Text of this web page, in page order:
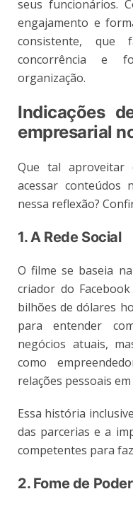
seus funcionários.
engajamento e
consistente,
concorrência e
organização.
Indicações
empresarial
Que tal aproveitar
acessar
nessa reflexão?
1. A Rede Social
O filme se baseia
criador do
bilhões de dólares
para entender
negócios atuais,
como
relações pessoais
Essa história
das parcerias e a
competentes para
2. Fome de Poder